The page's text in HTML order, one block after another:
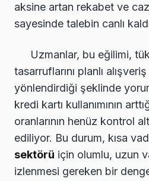
aksine artan rekabet ve
sayesinde talebin canlı
Uzmanlar, bu eğilimi,
tasarruflarını planlı
yönlendirdiği şeklinde
kredi kartı kullanımının
oranlarının henüz kontrol
ediliyor. Bu durum, kısa
sektörü için olumlu, uzun
izlenmesi gereken bir